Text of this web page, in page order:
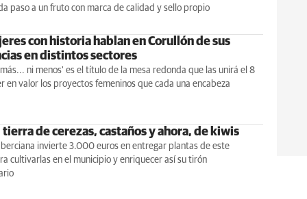
paso a un fruto con marca de calidad y sello propio
con historia hablan en Corullón de sus
en distintos sectores
ni menos' es el título de la mesa redonda que las unirá el 8
en valor los proyectos femeninos que cada una encabeza
de cerezas, castaños y ahora, de kiwis
invierte 3.000 euros en entregar plantas de este
cultivarlas en el municipio y enriquecer así su tirón